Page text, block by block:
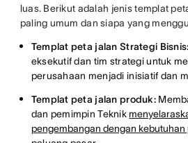
luas. Berikut adalah jenis templat
paling umum dan siapa yang
Templat peta jalan Strategi Bisnis:
eksekutif dan tim strategi untuk
perusahaan menjadi inisiatif dan
Templat peta jalan produk:
dan pemimpin Teknik
pengembangan dengan kebutuhan